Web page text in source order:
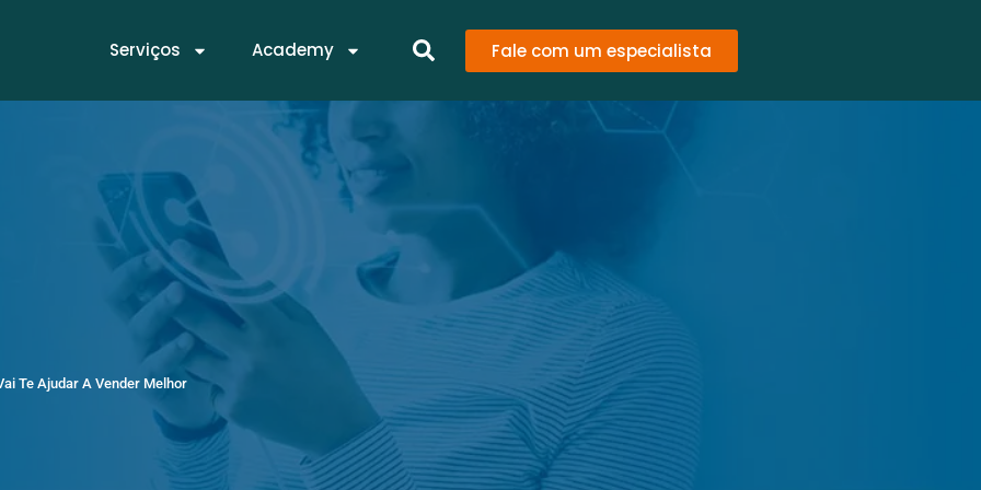
Serviços Academy Fale com um especialista
Te Ajudar A Vender Melhor